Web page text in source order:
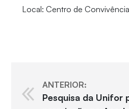
Local: Centro de Convivência
ANTERIOR:
Pesquisa da Unifor